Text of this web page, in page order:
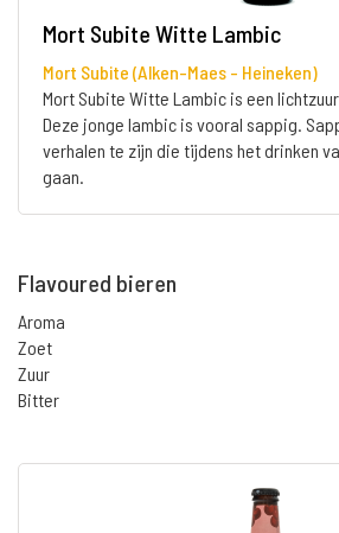
Mort Subite Witte Lambic
Mort Subite (Alken-Maes - Heineken)
Mort Subite Witte Lambic is een
Deze jonge lambic is vooral sappig.
verhalen te zijn die tijdens het drinken
gaan.
Flavoured bieren
Aroma
Zoet
Zuur
Bitter